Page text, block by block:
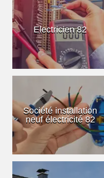
Electricien 82
Société installation
neuf électricité 82